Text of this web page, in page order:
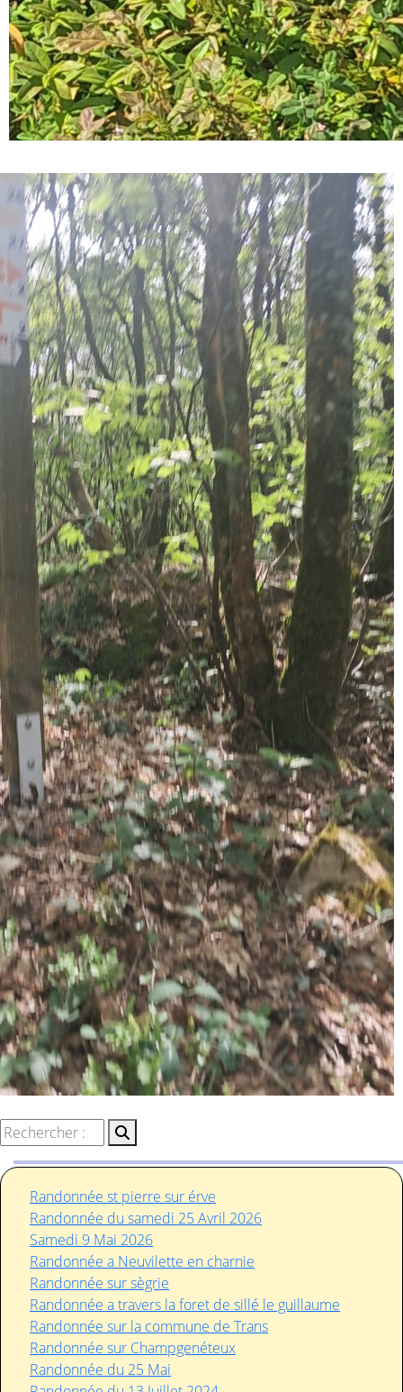
Randonnée st pierre sur érve
Randonnée du samedi 25 Avril 2026
Samedi 9 Mai 2026
Randonnée a Neuvilette en charnie
Randonnée sur sègrie
Randonnée a travers la foret de sillé le guillaume
Randonnée sur la commune de Trans
Randonnée sur Champgenéteux
Randonnée du 25 Mai